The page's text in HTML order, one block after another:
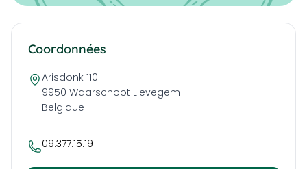
Coordonnées
Arisdonk 110
9950 Waarschoot Lievegem
Belgique
09.377.15.19